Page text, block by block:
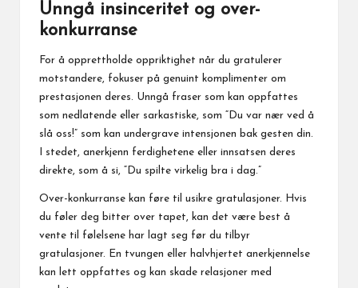
Unngå insinceritet og over-
konkurranse
For å opprettholde oppriktighet når du gratulerer
motstandere, fokuser på genuint komplimenter om
prestasjonen deres. Unngå fraser som kan oppfattes
som nedlatende eller sarkastiske, som “Du var nær ved å
slå oss!” som kan undergrave intensjonen bak gesten din.
I stedet, anerkjenn ferdighetene eller innsatsen deres
direkte, som å si, “Du spilte virkelig bra i dag.”
Over-konkurranse kan føre til usikre gratulasjoner. Hvis
du føler deg bitter over tapet, kan det være best å
vente til følelsene har lagt seg før du tilbyr
gratulasjoner. En tvungen eller halvhjertet anerkjennelse
kan lett oppfattes og kan skade relasjoner med